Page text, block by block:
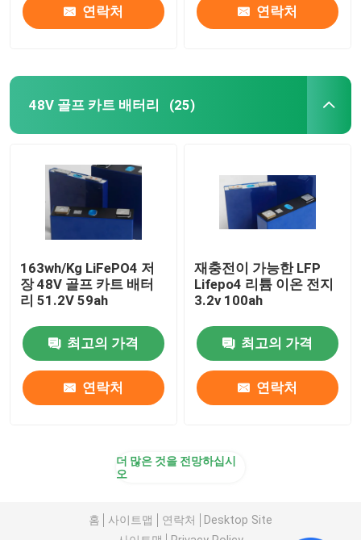
연락처 연락처
48V 골프 카트 배터리 (25)
163wh/Kg LiFePO4 저
장 48V 골프 카트 배터
리 51.2V 59ah
최고의 가격
연락처
재충전이 가능한 LFP
Lifepo4 리튬 이온 전지
3.2v 100ah
최고의 가격
연락처
더 많은 것을 전망하십시
오
홈 사이트맵 연락처
Desktop Site